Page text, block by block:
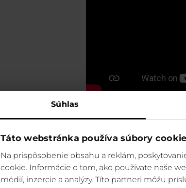
Súhlas
Táto webstránka používa súbory
Na prispôsobenie obsahu a reklám,
cookie. Informácie o tom, ako používate naše
médií, inzercie a analýzy. Títo partneri môžu
BIELA PÚŤ